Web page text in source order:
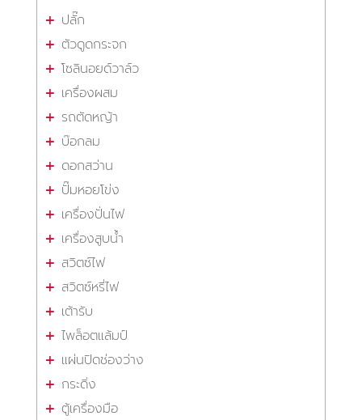
ปลั๊ก
ตัวดูดกระจก
โซลินอยด์วาล์ว
เครื่องผสม
รถตัดหญ้า
บ๊อกลม
ดอกสว่าน
ปั๊มหอยโข่ง
เครื่องปั่นไฟ
เครื่องสูบน้ำ
สวิตซ์ไฟ
สวิตซ์หรี่ไฟ
เต้ารับ
ไพล็อตแล้มป์
แผ่นปิดช่องว่าง
กระดิ่ง
ตู้เครื่องมือ